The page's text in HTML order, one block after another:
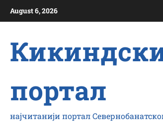
August 6, 2026
портал
најчитанији портал